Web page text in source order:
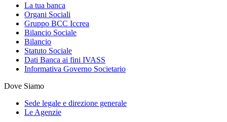
La tua banca
Organi Sociali
Gruppo BCC Iccrea
Bilancio Sociale
Bilancio
Statuto Sociale
Dati Banca ai fini IVASS
Informativa Governo Societario
Dove Siamo
Sede legale e direzione generale
Le Agenzie